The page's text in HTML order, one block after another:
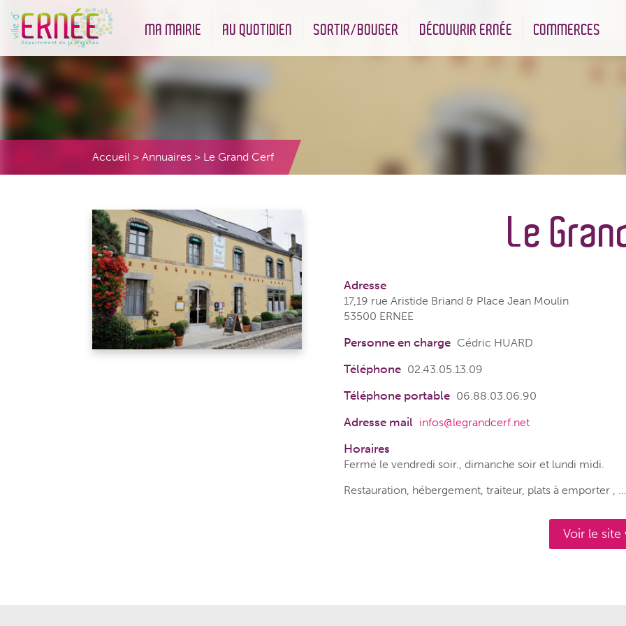
MA MAIRIE AU QUOTIDIEN SORTIR/BOUGER DÉCOUVRIR ERNÉE COMMERCES
Accueil > Annuaires > Le Grand Cerf
Le
Adresse
17,19 rue Aristide Briand & Place Jean Moulin
53500 ERNEE
Personne en charge Cédric HUARD
Téléphone 02.43.05.13.09
Téléphone portable 06.88.03.06.90
Adresse mail infos@legrandcerf.net
Horaires
Fermé le vendredi soir., dimanche soir et lundi midi.
Restauration, hébergement, traiteur, plats à emporter , …
Voir le site